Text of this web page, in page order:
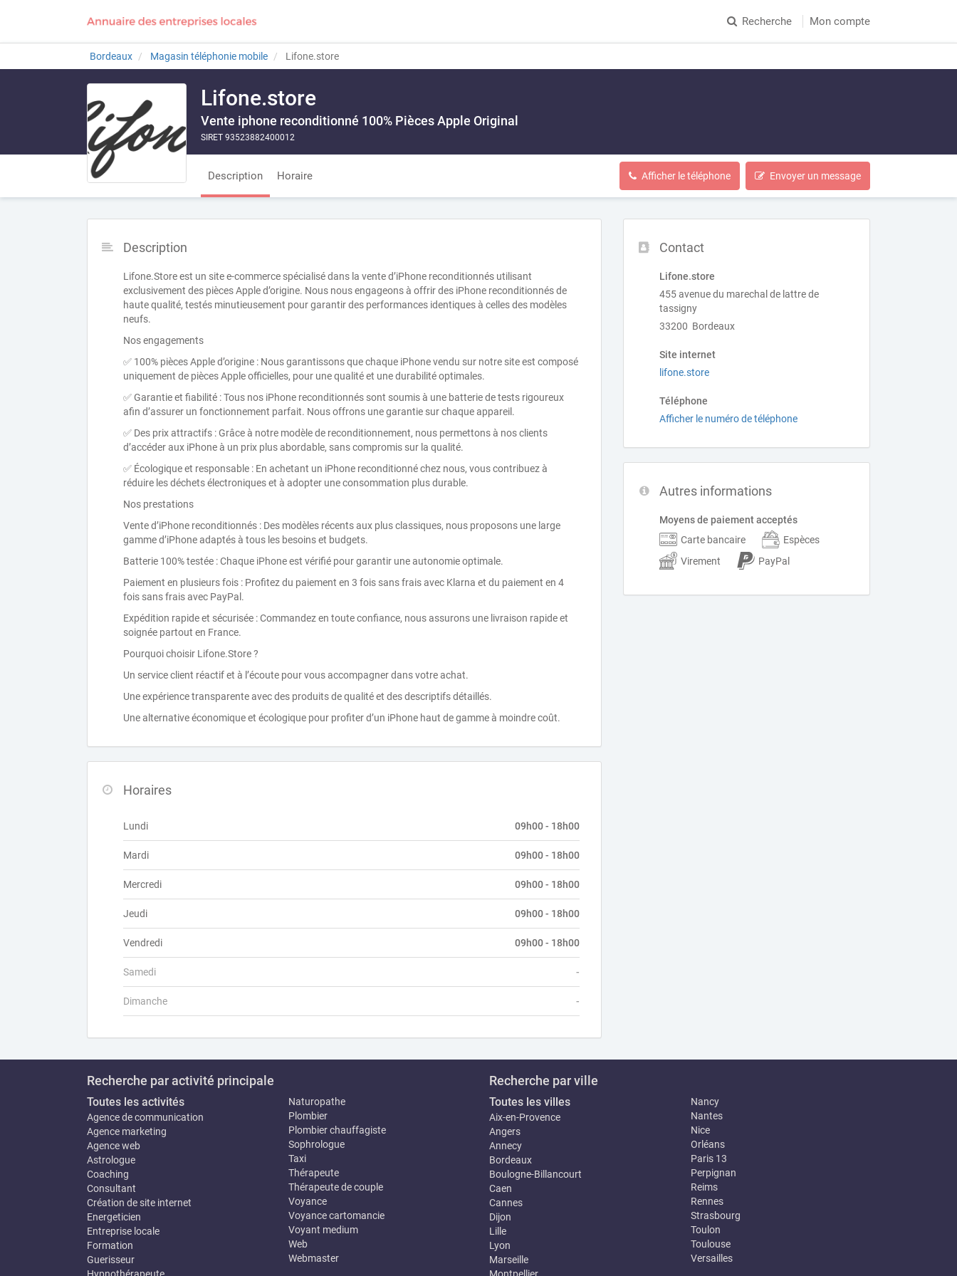
Recherche Mon compte
Bordeaux Magasin téléphonie mobile Lifone.store
Lifone.store
Vente iphone reconditionné 100% Pièces Apple Original
SIRET 93523882400012
Description Horaire Afficher le téléphone Envoyer un message
Contact
Lifone.store
455 avenue du marechal de lattre de
tassigny
33200 Bordeaux
Site internet
lifone.store
Téléphone
Afficher le numéro de téléphone
Autres informations
Moyens de paiement acceptés
Carte bancaire
Espèces
Virement
PayPal
Description
Lifone.Store est un site e-commerce spécialisé dans la vente d’iPhone reconditionnés utilisant
exclusivement des pièces Apple d’origine. Nous nous engageons à offrir des iPhone reconditionnés de
haute qualité, testés minutieusement pour garantir des performances identiques à celles des modèles
neufs.
Nos engagements
✅ 100% pièces Apple d’origine : Nous garantissons que chaque iPhone vendu sur notre site est composé
uniquement de pièces Apple officielles, pour une qualité et une durabilité optimales.
✅ Garantie et fiabilité : Tous nos iPhone reconditionnés sont soumis à une batterie de tests rigoureux
afin d’assurer un fonctionnement parfait. Nous offrons une garantie sur chaque appareil.
✅ Des prix attractifs : Grâce à notre modèle de reconditionnement, nous permettons à nos clients
d’accéder aux iPhone à un prix plus abordable, sans compromis sur la qualité.
✅ Écologique et responsable : En achetant un iPhone reconditionné chez nous, vous contribuez à
réduire les déchets électroniques et à adopter une consommation plus durable.
Nos prestations
Vente d’iPhone reconditionnés : Des modèles récents aux plus classiques, nous proposons une large
gamme d’iPhone adaptés à tous les besoins et budgets.
Batterie 100% testée : Chaque iPhone est vérifié pour garantir une autonomie optimale.
Paiement en plusieurs fois : Profitez du paiement en 3 fois sans frais avec Klarna et du paiement en 4
fois sans frais avec PayPal.
Expédition rapide et sécurisée : Commandez en toute confiance, nous assurons une livraison rapide et
soignée partout en France.
Pourquoi choisir Lifone.Store ?
Un service client réactif et à l’écoute pour vous accompagner dans votre achat.
Une expérience transparente avec des produits de qualité et des descriptifs détaillés.
Une alternative économique et écologique pour profiter d’un iPhone haut de gamme à moindre coût.
Horaires
Lundi 09h00 - 18h00
Mardi 09h00 - 18h00
Mercredi 09h00 - 18h00
Jeudi 09h00 - 18h00
Vendredi 09h00 - 18h00
Samedi -
Dimanche -
Recherche par activité principale
Toutes les activités
Agence de communication
Agence marketing
Agence web
Astrologue
Coaching
Consultant
Création de site internet
Energeticien
Entreprise locale
Formation
Guerisseur
Naturopathe
Plombier
Plombier chauffagiste
Sophrologue
Taxi
Thérapeute
Thérapeute de couple
Voyance
Voyance cartomancie
Voyant medium
Web
Webmaster
Recherche par ville
Toutes les villes
Aix-en-Provence
Angers
Annecy
Bordeaux
Boulogne-Billancourt
Caen
Cannes
Dijon
Lille
Lyon
Marseille
Nancy
Nantes
Nice
Orléans
Paris 13
Perpignan
Reims
Rennes
Strasbourg
Toulon
Toulouse
Versailles